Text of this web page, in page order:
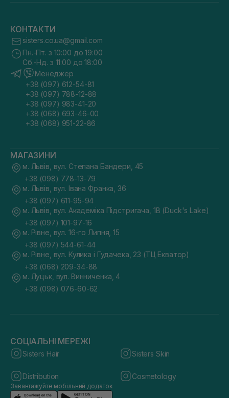
КОНТАКТИ
sisters.co.ua@gmail.com
Пн.-Пт. з 10:00 до 19:00
Сб.-Нд. з 11:00 до 18:00
Менеджер
+38 (097) 612-54-81
+38 (097) 788-12-88
+38 (097) 983-41-20
+38 (068) 693-46-00
+38 (068) 951-22-86
МАГАЗИНИ
м. Львів, вул. Степана Бандери, 45
+38 (098) 778-13-79
м. Львів, вул. Івана Франка, 36
+38 (097) 611-95-94
м. Львів, вул. Академіка Підстригача, 1В (Duck's Lake)
+38 (097) 101-97-16
м. Рівне, вул. 16-го Липня, 15
+38 (097) 544-61-44
м. Рівне, вул. Кулика і Гудачека, 23 (ТЦ Екватор)
+38 (068) 209-34-88
м. Луцьк, вул. Винниченка, 4
+38 (098) 076-60-62
СОЦІАЛЬНІ МЕРЕЖІ
Sisters Hair Sisters Skin
Distribution Cosmetology
Завантажуйте мобільний додаток